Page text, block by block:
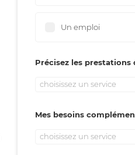
Un emploi
Précisez les prestations
choisissez un service
Mes besoins
choisissez un service